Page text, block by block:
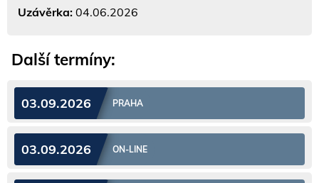
Uzávěrka: 04.06.2026
Další termíny:
03.09.2026 PRAHA
03.09.2026 ON-LINE